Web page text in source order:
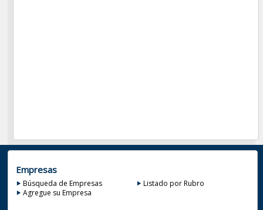
Empresas
Búsqueda de Empresas
Listado por Rubro
Agregue su Empresa